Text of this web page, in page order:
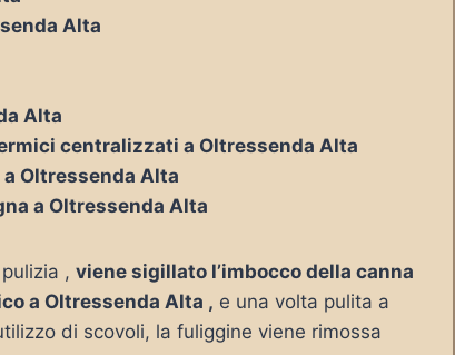
Alta
Alta
centralizzati a Oltressenda Alta
Oltressenda Alta
a Oltressenda Alta
, viene sigillato l’imbocco della canna
a Oltressenda Alta , e una volta pulita a
di scovoli, la fuliggine viene rimossa